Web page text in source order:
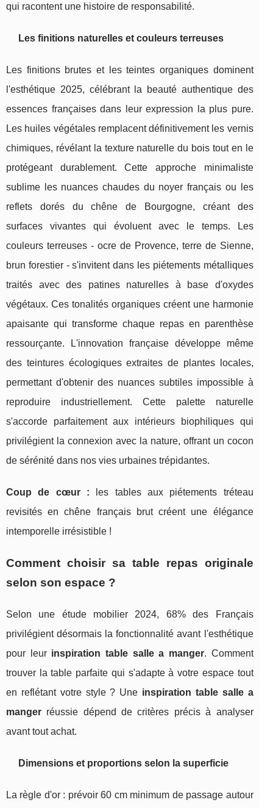
qui racontent une histoire de responsabilité.
Les finitions naturelles et couleurs terreuses
Les finitions brutes et les teintes organiques dominent
l'esthétique 2025, célébrant la beauté authentique des
essences françaises dans leur expression la plus pure.
Les huiles végétales remplacent définitivement les vernis
chimiques, révélant la texture naturelle du bois tout en le
protégeant durablement. Cette approche minimaliste
sublime les nuances chaudes du noyer français ou les
reflets dorés du chêne de Bourgogne, créant des
surfaces vivantes qui évoluent avec le temps. Les
couleurs terreuses - ocre de Provence, terre de Sienne,
brun forestier - s'invitent dans les piétements métalliques
traités avec des patines naturelles à base d'oxydes
végétaux. Ces tonalités organiques créent une harmonie
apaisante qui transforme chaque repas en parenthèse
ressourçante. L'innovation française développe même
des teintures écologiques extraites de plantes locales,
permettant d'obtenir des nuances subtiles impossible à
reproduire industriellement. Cette palette naturelle
s'accorde parfaitement aux intérieurs biophiliques qui
privilégient la connexion avec la nature, offrant un cocon
de sérénité dans nos vies urbaines trépidantes.
Coup de cœur : les tables aux piétements tréteau
revisités en chêne français brut créent une élégance
intemporelle irrésistible !
Comment choisir sa table repas originale
selon son espace ?
Selon une étude mobilier 2024, 68% des Français
privilégient désormais la fonctionnalité avant l'esthétique
pour leur inspiration table salle a manger. Comment
trouver la table parfaite qui s'adapte à votre espace tout
en reflétant votre style ? Une inspiration table salle a
manger réussie dépend de critères précis à analyser
avant tout achat.
Dimensions et proportions selon la superficie
La règle d'or : prévoir 60 cm minimum de passage autour